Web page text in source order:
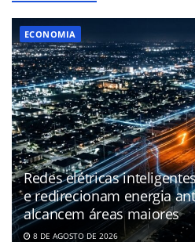
ECONOMIA
Redes elétricas
e redirecionam energia
alcancem áreas maiores
8 DE AGOSTO DE 2026